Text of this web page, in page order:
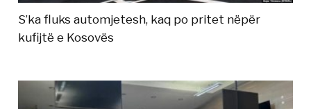
S’ka fluks automjetesh, kaq po pritet nëpër
kufijtë e Kosovës